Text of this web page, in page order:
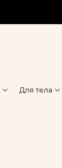
Для тела